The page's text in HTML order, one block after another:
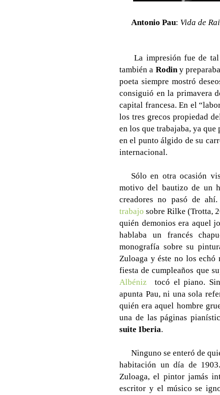
Antonio Pau: Vida de
La impresión fue de
también a Rodiny
poeta siempre mostró
consiguió en la primavera
capital francesa. En el
los tres grecos propiedad
en los que trabajaba, ya que
en el punto álgido de su
internacional.
Sólo en otra ocasión
motivo del bautizo de un
creadores no pasó de
trabajo sobre Rilke (Trotta,
quién demonios era aquel
hablaba un francés
monografía sobre su
Zuloaga y éste no los echó
fiesta de cumpleaños que
Albéniz tocó el piano.
apunta Pau, ni una sola
quién era aquel hombre
una de las páginas
suite Iberia.
Ninguno se enteró de
habitación un día de
Zuloaga, el pintor jamás
escritor y el músico se